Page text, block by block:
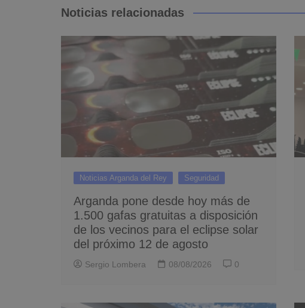
entradas
Noticias relacionadas
Noticias Arganda del Rey Seguridad
Arganda pone desde hoy más de
1.500 gafas gratuitas a disposición
de los vecinos para el eclipse solar
del próximo 12 de agosto
Sergio Lombera 08/08/2026 0